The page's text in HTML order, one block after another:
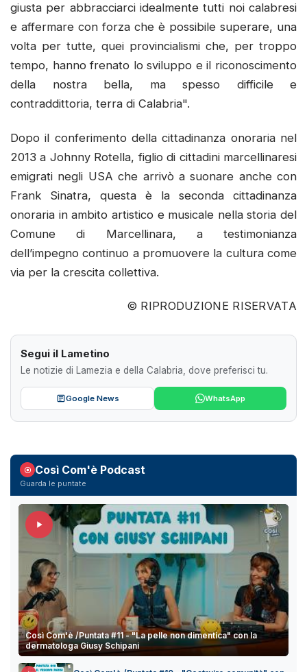
giusta per abbracciarci idealmente tutti noi calabresi
e affermare con forza che è possibile superare, una
volta per tutte, quei provincialismi che, per troppo
tempo, hanno frenato lo sviluppo e il riconoscimento
della nostra bella, ma spesso difficile e
contraddittoria, terra di Calabria".
Dopo il conferimento della cittadinanza onoraria nel
2013 a Johnny Rotella, figlio di cittadini marcellinaresi
emigrati negli USA che arrivò a suonare anche con
Frank Sinatra, questa è la seconda cittadinanza
onoraria in ambito artistico e musicale nella storia del
Comune di Marcellinara, a testimonianza
dell’impegno continuo a promuovere la cultura come
via per la crescita collettiva.
© RIPRODUZIONE RISERVATA
Segui il Lametino
Le notizie di Lamezia e della Calabria, dove preferisci tu.
Google News WhatsApp
Così Com'è Podcast
Guarda le puntate
Così Com'è /Puntata #11 - "La pelle non dimentica" con la
dermatologa Giusy Schipani